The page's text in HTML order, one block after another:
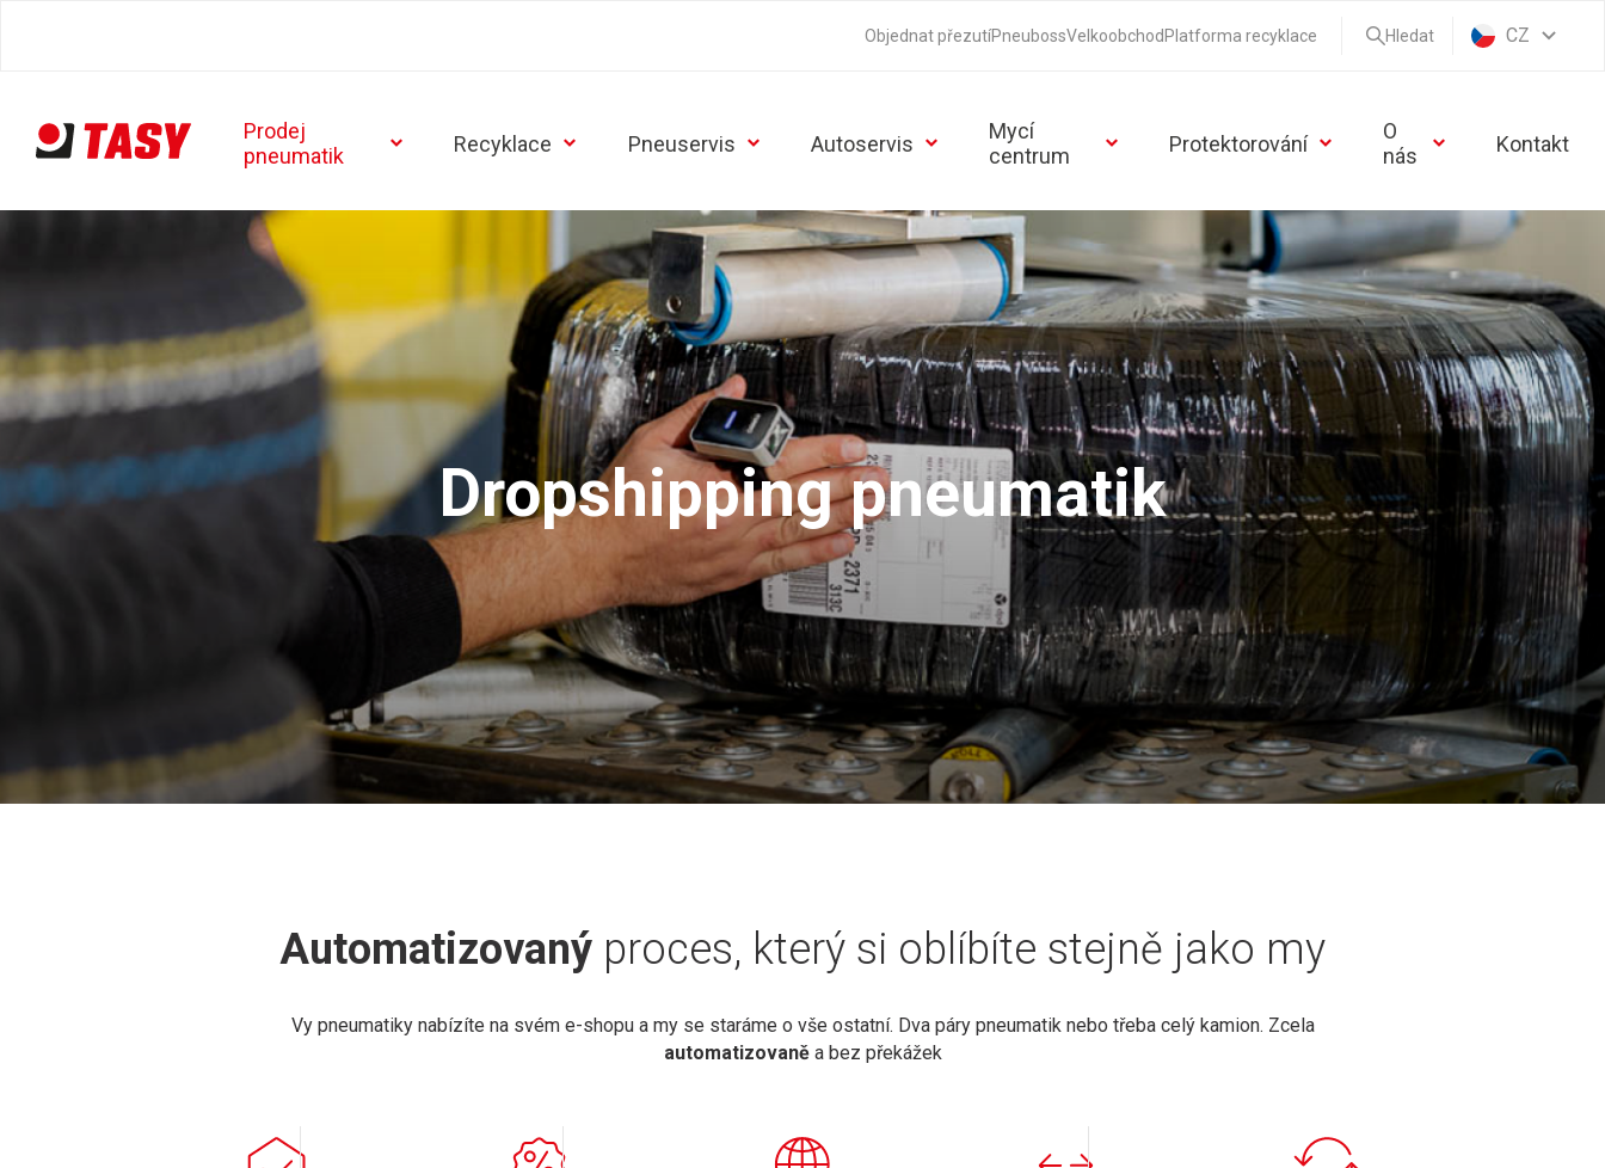
Prodej
pneumatik
Recyklace Pneuservis Autoservis
Mycí
centrum
Protektorování
O
nás
Kontakt
Objednat přezutíPneubossVelkoobchod Platforma recyklace Hledat CZ
Dropshipping pneumatik
Automatizovaný proces, který si oblíbíte stejně jako my
Vy pneumatiky nabízíte na svém e-shopu a my se staráme o vše ostatní. Dva páry pneumatik nebo třeba celý kamion. Zcela
automatizovaněa bez překážek